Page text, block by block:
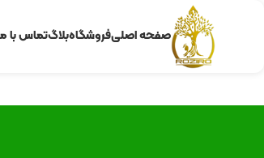
صفحه اصلیفروشگاهبلاگتماس با